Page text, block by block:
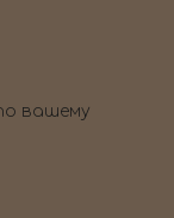
вашему